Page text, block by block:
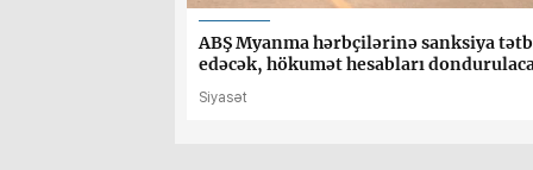
ABŞ Myanma hərbçilərinə sanksiya
edəcək, hökumət hesabları
Siyasət